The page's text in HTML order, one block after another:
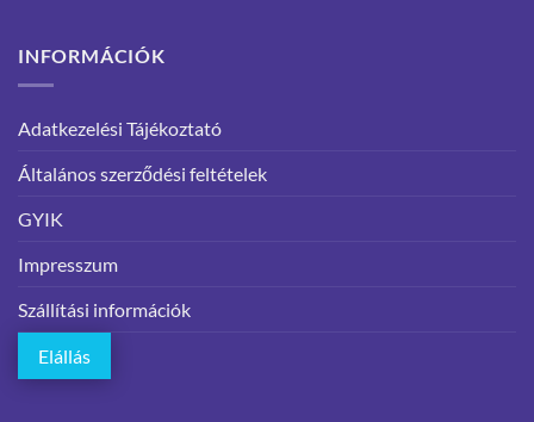
INFORMÁCIÓK
Adatkezelési Tájékoztató
Általános szerződési feltételek
GYIK
Impresszum
Szállítási információk
Elállás